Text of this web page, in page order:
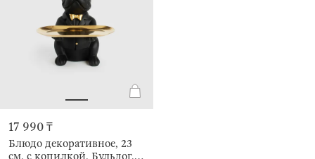
17 990 ₸
Блюдо декоративное, 23
см, с копилкой, Бульдог,